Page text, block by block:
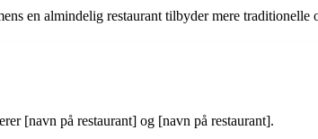
en almindelig restaurant tilbyder mere traditionelle
[navn på restaurant] og [navn på restaurant].